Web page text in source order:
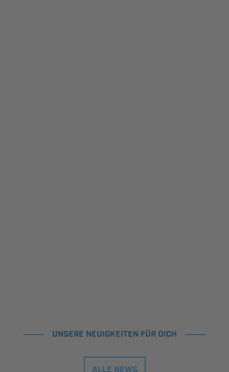
UNSERE NEUIGKEITEN FÜR DICH
ALLE NEWS